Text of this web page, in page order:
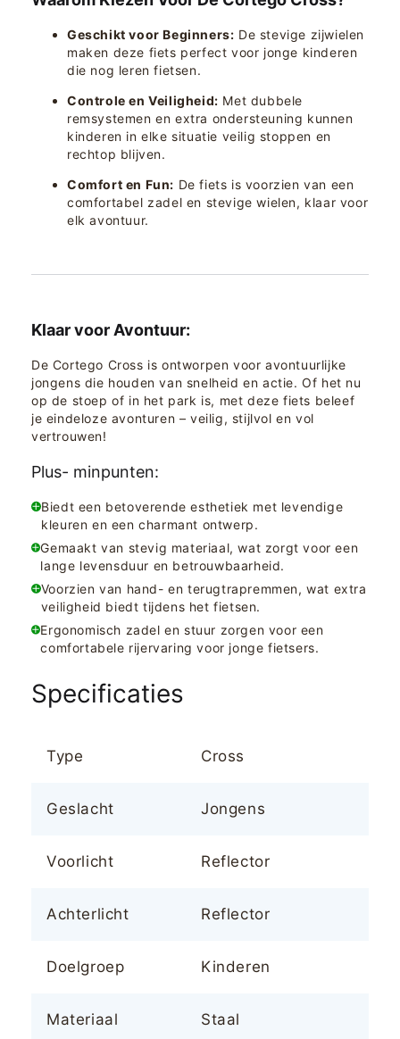
Geschikt voor Beginners: De stevige zijwielen
maken deze fiets perfect voor jonge kinderen
die nog leren fietsen.
Controle en Veiligheid: Met dubbele
remsystemen en extra ondersteuning kunnen
kinderen in elke situatie veilig stoppen en
rechtop blijven.
Comfort en Fun: De fiets is voorzien van een
comfortabel zadel en stevige wielen, klaar voor
elk avontuur.
Klaar voor Avontuur:
De Cortego Cross is ontworpen voor avontuurlijke
jongens die houden van snelheid en actie. Of het nu
op de stoep of in het park is, met deze fiets beleef
je eindeloze avonturen – veilig, stijlvol en vol
vertrouwen!
Plus- minpunten:
Biedt een betoverende esthetiek met levendige
kleuren en een charmant ontwerp.
Gemaakt van stevig materiaal, wat zorgt voor een
lange levensduur en betrouwbaarheid.
Voorzien van hand- en terugtrapremmen, wat extra
veiligheid biedt tijdens het fietsen.
Ergonomisch zadel en stuur zorgen voor een
comfortabele rijervaring voor jonge fietsers.
Specificaties
Type Cross
Geslacht Jongens
Voorlicht Reflector
Achterlicht Reflector
Doelgroep Kinderen
Materiaal Staal